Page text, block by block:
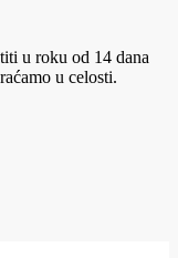
u roku od 14 dana
u celosti.